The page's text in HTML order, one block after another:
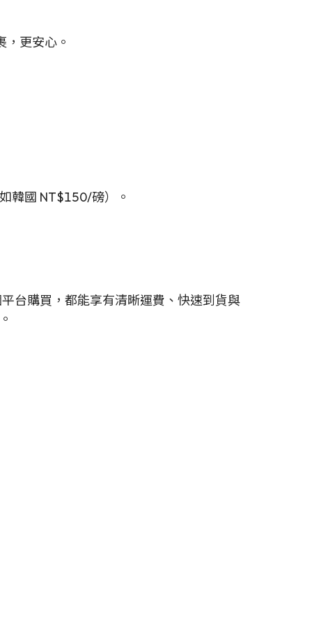
更安心。
韓國 NT$150/磅）。
台購買，都能享有清晰運費、快速到貨與